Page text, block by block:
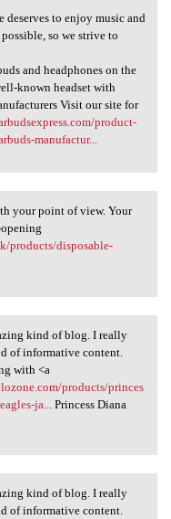
deserves to enjoy music and
so we strive to
and headphones on the
known headset with
Visit our site for
product-
manufactur...
your
your point of view. Your
products/disposable-
kind of blog. I really
of informative content.
with <a
products/princes
ja...
Princess Diana
kind of blog. I really
of informative content.